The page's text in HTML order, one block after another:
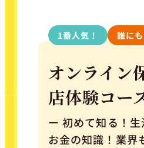
1番人気！ 誰に
オンライン
店体験コー
ー 初めて知る！
お金の知識！業界